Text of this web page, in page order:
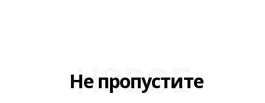
Не пропустите
НОВОЕ